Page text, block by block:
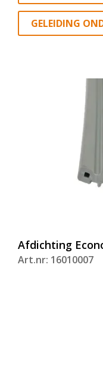
GELEIDING
Afdichting
Art.nr: 16010007